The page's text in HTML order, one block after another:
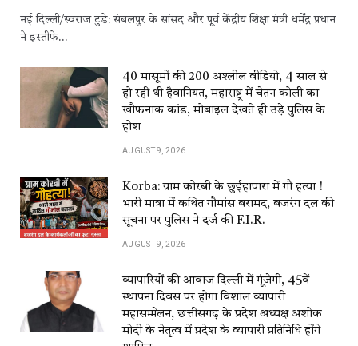
नई दिल्ली/स्वराज टुडे: संबलपुर के सांसद और पूर्व केंद्रीय शिक्षा मंत्री धर्मेंद्र प्रधान
ने इस्तीफे…
40 मासूमों की 200 अश्लील वीडियो, 4 साल से
हो रही थी हैवानियत, महाराष्ट्र में चेतन कोली का
खौफनाक कांड, मोबाइल देखते ही उड़े पुलिस के
होश
AUGUST 9, 2026
Korba: ग्राम कोरबी के छुईहापारा में गौ हत्या !
भारी मात्रा में कथित गौमांस बरामद, बजरंग दल की
सूचना पर पुलिस ने दर्ज की F.I.R.
AUGUST 9, 2026
व्यापारियों की आवाज दिल्ली में गूंजेगी, 45वें
स्थापना दिवस पर होगा विशाल व्यापारी
महासम्मेलन, छत्तीसगढ़ के प्रदेश अध्यक्ष अशोक
मोदी के नेतृत्व में प्रदेश के व्यापारी प्रतिनिधि होंगे